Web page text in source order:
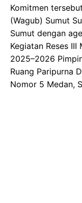
Komitmen
(Wagub) Sumut
Sumut dengan
Kegiatan Reses III
2025–2026
Ruang Paripurna
Nomor 5 Medan,